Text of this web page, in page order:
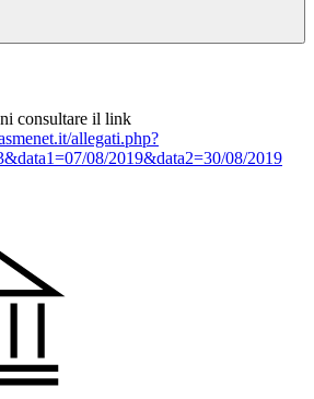
consultare il link
allegati.php?
08/2019&data2=30/08/2019